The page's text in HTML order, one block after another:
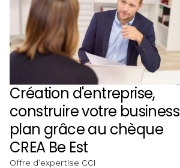
Création d'entreprise,
construire votre business
plan grâce au chèque
CREA Be Est
Offre d'expertise CCI